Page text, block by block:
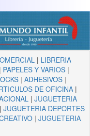
| LIBRERIA
| PAPELES Y VARIOS |
| ADHESIVOS|
DE OFICINA|
| JUGUETERIA
JUGUETERIA DEPORTES
| JUGUETERIA